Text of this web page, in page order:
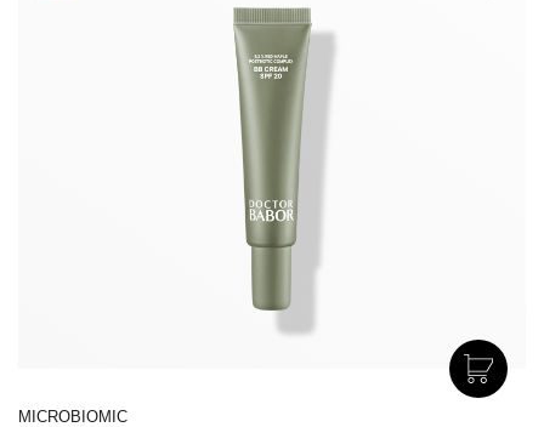
MICROBIOMIC